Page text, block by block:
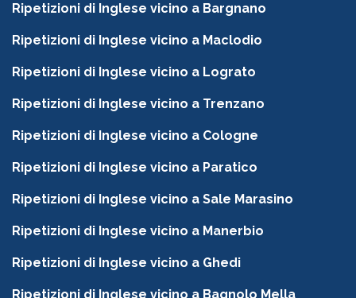
Ripetizioni di Inglese vicino a Bargnano
Ripetizioni di Inglese vicino a Maclodio
Ripetizioni di Inglese vicino a Lograto
Ripetizioni di Inglese vicino a Trenzano
Ripetizioni di Inglese vicino a Cologne
Ripetizioni di Inglese vicino a Paratico
Ripetizioni di Inglese vicino a Sale Marasino
Ripetizioni di Inglese vicino a Manerbio
Ripetizioni di Inglese vicino a Ghedi
Ripetizioni di Inglese vicino a Bagnolo Mella